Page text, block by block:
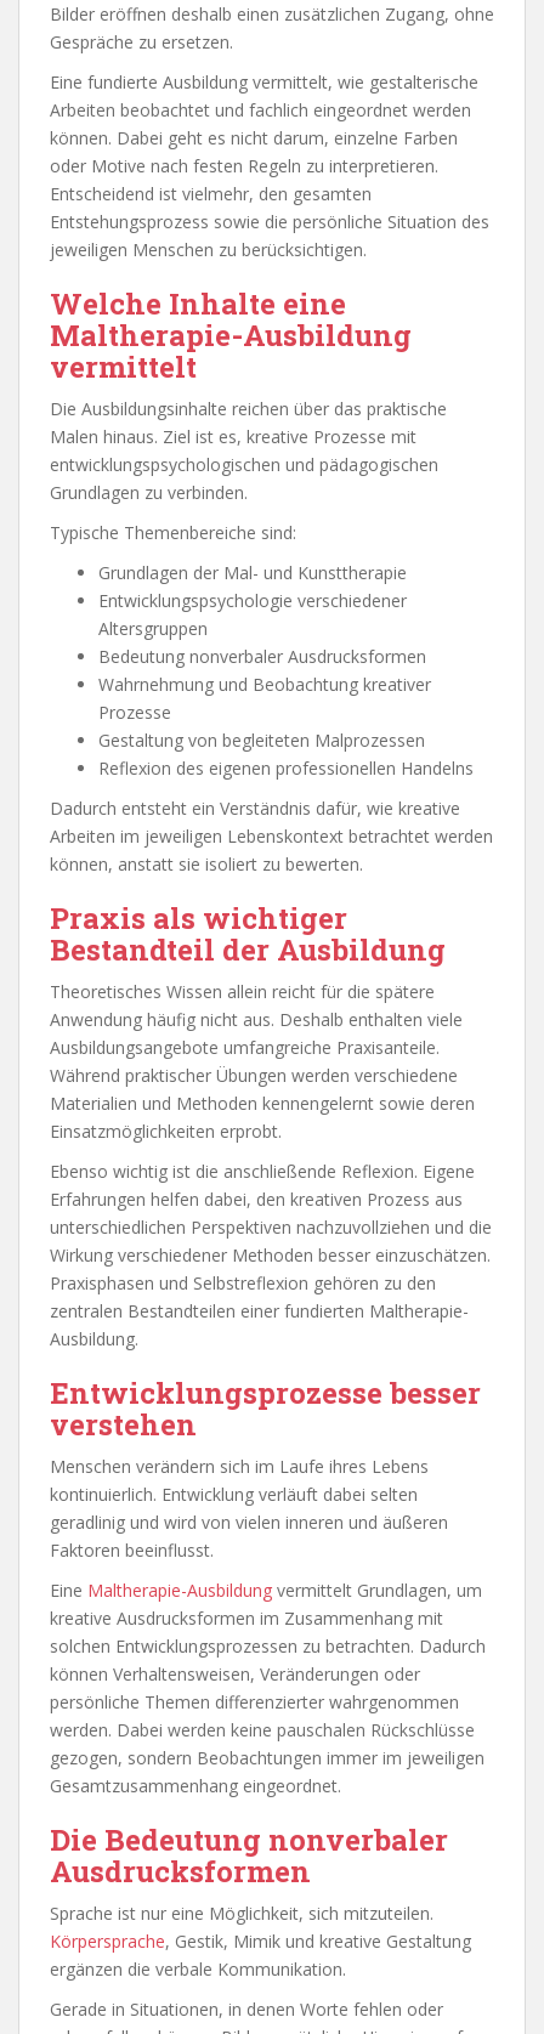
Bilder eröffnen deshalb einen zusätzlichen Zugang, ohne
Gespräche zu ersetzen.
Eine fundierte Ausbildung vermittelt, wie gestalterische
Arbeiten beobachtet und fachlich eingeordnet werden
können. Dabei geht es nicht darum, einzelne Farben
oder Motive nach festen Regeln zu interpretieren.
Entscheidend ist vielmehr, den gesamten
Entstehungsprozess sowie die persönliche Situation des
jeweiligen Menschen zu berücksichtigen.
Welche Inhalte eine
Maltherapie-Ausbildung
vermittelt
Die Ausbildungsinhalte reichen über das praktische
Malen hinaus. Ziel ist es, kreative Prozesse mit
entwicklungspsychologischen und pädagogischen
Grundlagen zu verbinden.
Typische Themenbereiche sind:
Grundlagen der Mal- und Kunsttherapie
Entwicklungspsychologie verschiedener
Altersgruppen
Bedeutung nonverbaler Ausdrucksformen
Wahrnehmung und Beobachtung kreativer
Prozesse
Gestaltung von begleiteten Malprozessen
Reflexion des eigenen professionellen Handelns
Dadurch entsteht ein Verständnis dafür, wie kreative
Arbeiten im jeweiligen Lebenskontext betrachtet werden
können, anstatt sie isoliert zu bewerten.
Praxis als wichtiger
Bestandteil der Ausbildung
Theoretisches Wissen allein reicht für die spätere
Anwendung häufig nicht aus. Deshalb enthalten viele
Ausbildungsangebote umfangreiche Praxisanteile.
Während praktischer Übungen werden verschiedene
Materialien und Methoden kennengelernt sowie deren
Einsatzmöglichkeiten erprobt.
Ebenso wichtig ist die anschließende Reflexion. Eigene
Erfahrungen helfen dabei, den kreativen Prozess aus
unterschiedlichen Perspektiven nachzuvollziehen und die
Wirkung verschiedener Methoden besser einzuschätzen.
Praxisphasen und Selbstreflexion gehören zu den
zentralen Bestandteilen einer fundierten Maltherapie-
Ausbildung.
Entwicklungsprozesse besser
verstehen
Menschen verändern sich im Laufe ihres Lebens
kontinuierlich. Entwicklung verläuft dabei selten
geradlinig und wird von vielen inneren und äußeren
Faktoren beeinflusst.
Eine Maltherapie-Ausbildung vermittelt Grundlagen, um
kreative Ausdrucksformen im Zusammenhang mit
solchen Entwicklungsprozessen zu betrachten. Dadurch
können Verhaltensweisen, Veränderungen oder
persönliche Themen differenzierter wahrgenommen
werden. Dabei werden keine pauschalen Rückschlüsse
gezogen, sondern Beobachtungen immer im jeweiligen
Gesamtzusammenhang eingeordnet.
Die Bedeutung nonverbaler
Ausdrucksformen
Sprache ist nur eine Möglichkeit, sich mitzuteilen.
Körpersprache, Gestik, Mimik und kreative Gestaltung
ergänzen die verbale Kommunikation.
Gerade in Situationen, in denen Worte fehlen oder